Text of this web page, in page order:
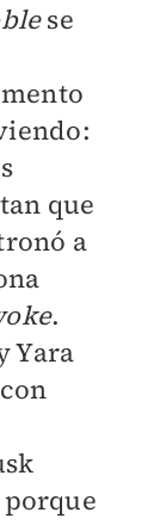
se
que
a
.
Yara